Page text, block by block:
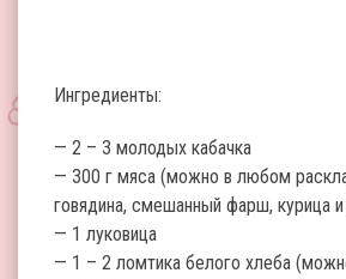
Ингредиенты:
— 2 – 3 молодых кабачка
— 300 г мяса (можно в любом
говядина, смешанный фарш, курица
— 1 луковица
— 1 – 2 ломтика белого хлеба